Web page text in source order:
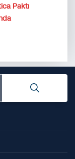
Paktı